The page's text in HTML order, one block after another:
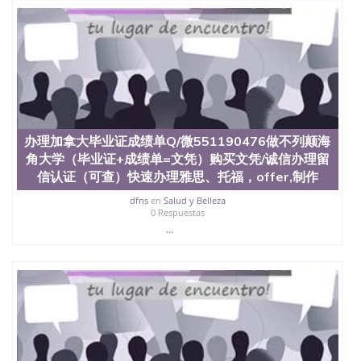
回国人员证明、留学生认证、学历认证、文凭认证学
位认证、留学生学历认证、留学生学位认证、英国文
凭学历、美国文凭学历、澳洲文凭学历、加拿大文凭
学历、新西兰学历认证等q:551190476 微信：
551190476 圣何塞州立大学毕业证（San Jose State
University）圣何塞州立大学毕业证（San Jose State
University）圣何塞州立大学毕业证（San Jose State
University）圣何塞州立大学成绩单（San Jose State
University）圣何塞州立大学成绩单（ San Jose State
University）圣何塞州立大学成绩单（San Jose State
University）成绩单圣何塞州立大学文凭（San Jose
State University）圣何塞州立大学（San Jose State
University）圣何塞州立大学（San Jose State
University）圣何塞州立大学（ San Jose State
University）圣何塞州立大学（San Jose State
University）文凭圣何塞州立大学文凭（San Jose
State University）圣何塞州立大学学历（ San Jose
State University）圣何塞州立大学学历（San Jose
State University）圣何塞州立大学学历（San Jose
State University）圣 塞州立大学学历（San Jose
State University）圣何塞州立大学（San Jose State
办理加拿大毕业证成绩单Q/微551190476做不列颠海
角大学（毕业证+成绩单=文凭）购买文凭/诚信办理留
信认证（可查）快速办理雅思、托福，offer,制作
dfnsen Salud y Belleza
0 Respuestas
...